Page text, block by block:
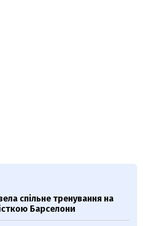
спільне тренування на
Барселони